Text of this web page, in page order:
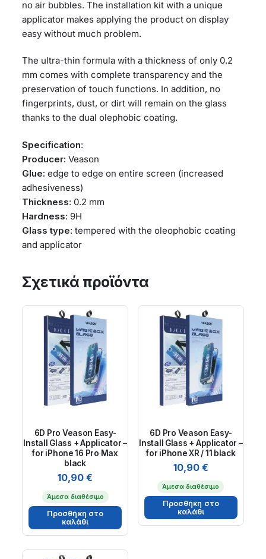
no air bubbles. The installation kit with a unique
applicator makes applying the product on display
easy without much problem.
The ultra-thin formula with a thickness of only 0.2
mm comes with complete transparency and the
preservation of touch functions. In addition, no
fingerprints, dust, or dirt will remain on the glass
thanks to the dual olephobic coating.
Specification:
Producer:Veason
Glue: edge to edge on entire screen (increased
adhesiveness)
Thickness: 0.2 mm
Hardness: 9H
Glass type: tempered with the oleophobic coating
and applicator
Σχετικά προϊόντα
6D Pro Veason Easy-
Install Glass + Applicator –
for iPhone 16 Pro Max
black
10,90€
Άμεσα διαθέσιμο
Προσθήκη στο
καλάθι
6D Pro Veason Easy-
Install Glass + Applicator –
for iPhone XR / 11 black
10,90 €
Άμεσα διαθέσιμο
Προσθήκη στο
καλάθι